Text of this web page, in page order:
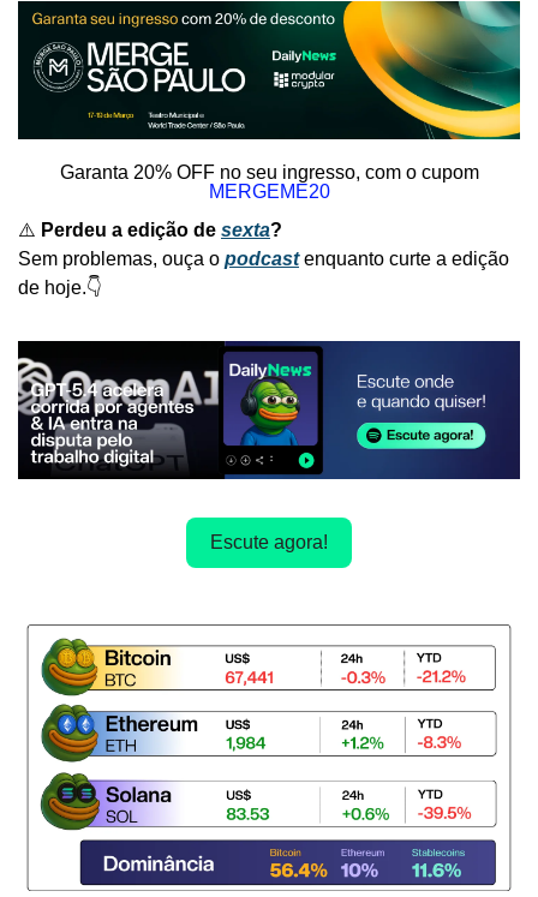
Garanta 20% OFF no seu ingresso, com o cupom
MERGEME20
⚠️ Perdeu a edição de sexta?
Sem problemas, ouça o podcast enquanto curte a edição
de hoje.👇
Escute agora!